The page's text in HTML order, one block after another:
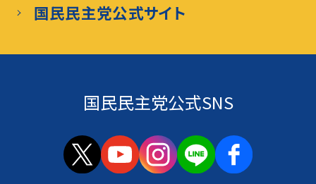
国民民主党公式サイト
国民民主党公式SNS